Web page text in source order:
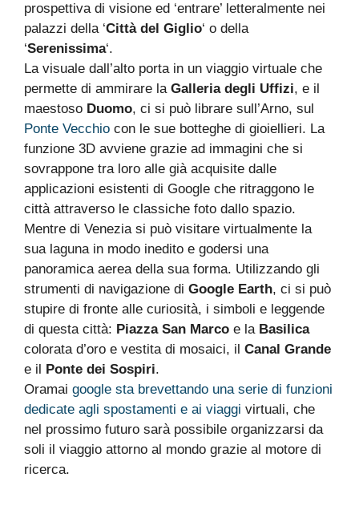
prospettiva di visione ed ‘entrare’ letteralmente nei
palazzi della ‘Città del Giglio‘ o della
‘Serenissima‘.
La visuale dall’alto porta in un viaggio virtuale che
permette di ammirare la Galleria degli Uffizi, e il
maestoso Duomo, ci si può librare sull’Arno, sul
Ponte Vecchio con le sue botteghe di gioiellieri. La
funzione 3D avviene grazie ad immagini che si
sovrappone tra loro alle già acquisite dalle
applicazioni esistenti di Google che ritraggono le
città attraverso le classiche foto dallo spazio.
Mentre di Venezia si può visitare virtualmente la
sua laguna in modo inedito e godersi una
panoramica aerea della sua forma. Utilizzando gli
strumenti di navigazione di Google Earth, ci si può
stupire di fronte alle curiosità, i simboli e leggende
di questa città: Piazza San Marco e la Basilica
colorata d’oro e vestita di mosaici, il Canal Grande
e il Ponte dei Sospiri.
Oramai google sta brevettando una serie di funzioni
dedicate agli spostamenti e ai viaggi virtuali, che
nel prossimo futuro sarà possibile organizzarsi da
soli il viaggio attorno al mondo grazie al motore di
ricerca.